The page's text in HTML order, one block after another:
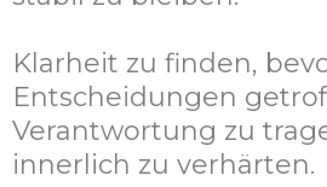
Klarheit zu finden,
Entscheidungen
Verantwortung zu
innerlich zu verhärten.